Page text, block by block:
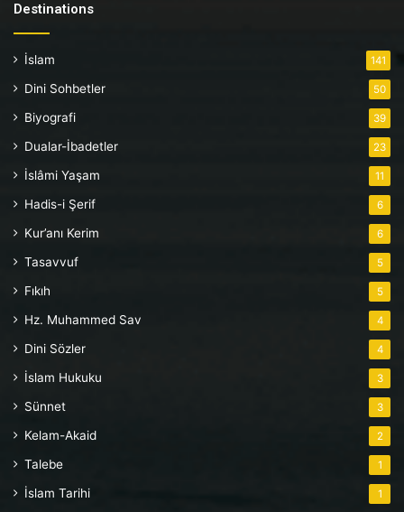
Destinations
İslam 141
Dini Sohbetler 50
Biyografi 39
Dualar-İbadetler 23
İslâmi Yaşam 11
Hadis-i Şerif 6
Kur’anı Kerim 6
Tasavvuf 5
Fıkıh 5
Hz. Muhammed Sav 4
Dini Sözler 4
İslam Hukuku 3
Sünnet 3
Kelam-Akaid 2
Talebe 1
İslam Tarihi 1